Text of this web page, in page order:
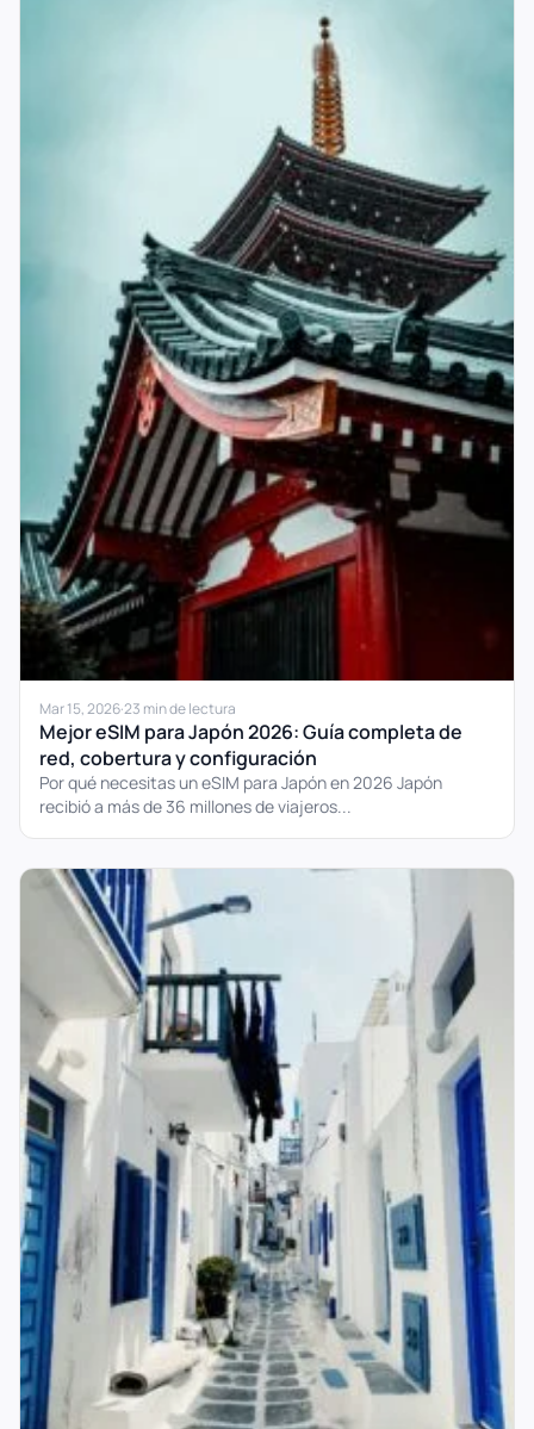
Mar 15, 2026·23 min de lectura
Mejor eSIM para Japón 2026: Guía completa de
red, cobertura y configuración
Por qué necesitas un eSIM para Japón en 2026 Japón
recibió a más de 36 millones de viajeros...